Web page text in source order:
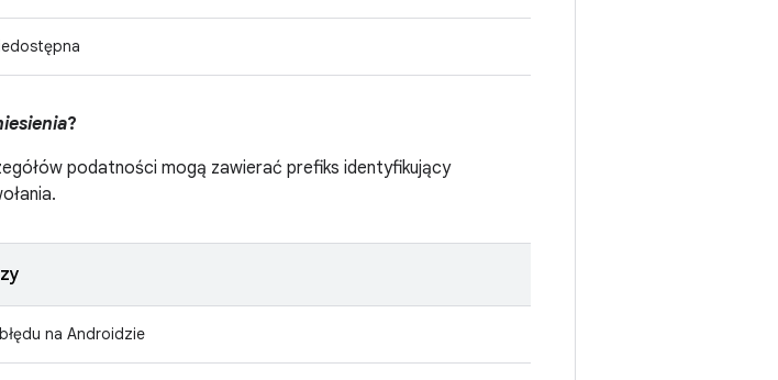
?
podatności mogą zawierać prefiks identyfikujący
na Androidzie